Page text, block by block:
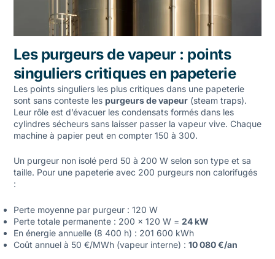
Les purgeurs de vapeur : points
singuliers critiques en papeterie
Les points singuliersles plus critiques dans une papeterie
sont sans conteste les purgeurs de vapeur(steam traps).
Leur rôle est d’évacuer les condensats formés dans les
cylindres sécheurs sans laisser passer la vapeur vive. Chaque
machine à papier peut en compter 150 à 300.
Un purgeur non isolé perd 50 à 200 W selon son type et sa
taille. Pour une papeterie avec 200 purgeurs non calorifugés
:
Perte moyenne par purgeur : 120 W
Perte totale permanente : 200 × 120 W = 24 kW
En énergie annuelle (8 400 h) : 201 600 kWh
Coût annuel à 50 €/MWh (vapeur interne) : 10 080 €/an